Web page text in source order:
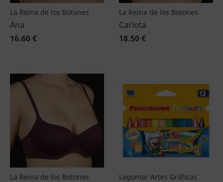
La Reina de los Botones
Ana
16.60 €
La Reina de los Botones
Carlota
18.50 €
La Reina de los Botones Lagomar Artes Gráficas